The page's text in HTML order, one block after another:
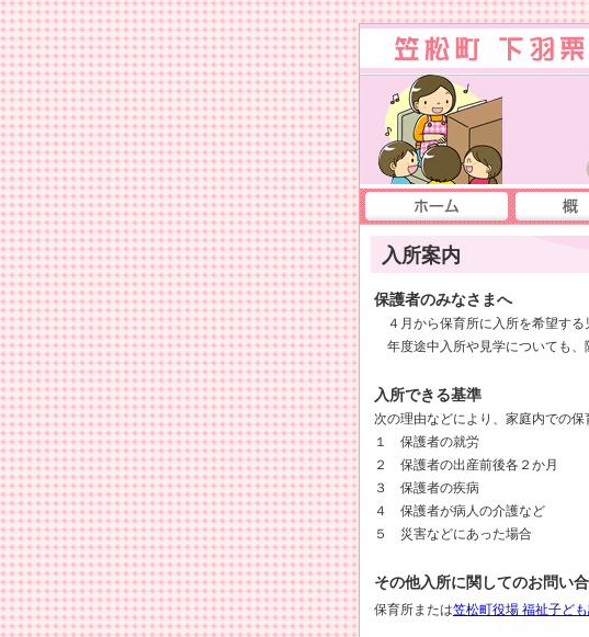
入所案内
保護者のみなさまへ
４月から保育所に入所を希望する
年度途中入所や見学についても、
入所できる基準
次の理由などにより、家庭内での
１ 保護者の就労
２ 保護者の出産前後各２か月
３ 保護者の疾病
４ 保護者が病人の介護など
５ 災害などにあった場合
その他入所に関してのお問い
保育所または笠松町役場 福祉子ど